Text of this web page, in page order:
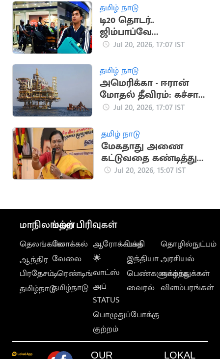
தமிழ் நாடு
டி20 தொடர்..
ஜிம்பாப்வே
சென்றடைந்த இந்திய
Jul 20, 2026, 17:07 IST
தமிழ் நாடு
அமெரிக்கா - ஈரான்
மோதல் தீவிரம்: கச்சா
எண்ணெய் தட்டுப்பாடு
Jul 20, 2026, 17:07 IST
தமிழ் நாடு
மேகதாது அணை
கட்டுவதை கண்டித்து
தேமுதிக போராட்டம்
Jul 20, 2026, 15:07 IST
மாநிலங்கள்
தெலங்கானா
ஆந்திர
பிரதேசம்
தமிழ்நாடு
மற்ற பிரிவுகள்
லோக்கல்
வேலை
டிரெண்டிங்
தமிழ்நாடு
ஆரோக்கியம்
🌟
வாட்ஸ்
அப்
STATUS
பொழுதுப்போக்கு
குற்றம்
பக்தி
இந்தியா
பெண்களுக்காக
வைரல்
தொழில்நுட்பம்
அரசியல்
வாழ்த்துக்கள்
விளம்பரங்கள்
OUR LOKAL